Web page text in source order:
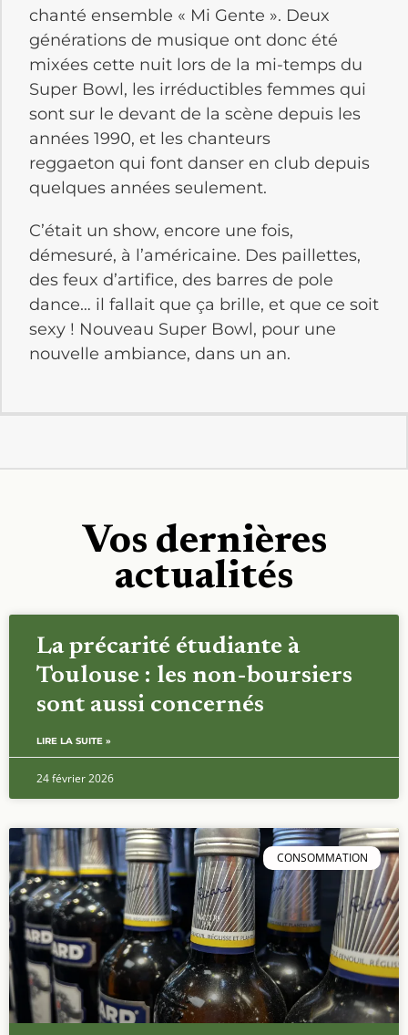
chanté ensemble « Mi Gente ». Deux
générations de musique ont donc été
mixées cette nuit lors de la mi-temps du
Super Bowl, les irréductibles femmes qui
sont sur le devant de la scène depuis les
années 1990, et les chanteurs
reggaeton qui font danser en club depuis
quelques années seulement.
C’était un show, encore une fois,
démesuré, à l’américaine. Des paillettes,
des feux d’artifice, des barres de pole
dance… il fallait que ça brille, et que ce soit
sexy ! Nouveau Super Bowl, pour une
nouvelle ambiance, dans un an.
Vos dernières
actualités
La précarité étudiante à
Toulouse : les non-boursiers
sont aussi concernés
LIRE LA SUITE »
24 février 2026
CONSOMMATION